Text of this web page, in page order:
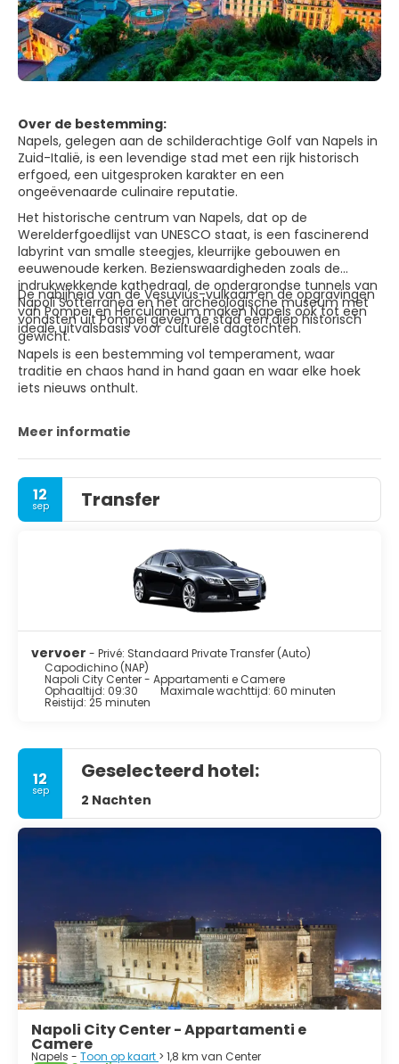
Over de bestemming:
Napels, gelegen aan de schilderachtige Golf van Napels in
Zuid-Italië, is een levendige stad met een rijk historisch
erfgoed, een uitgesproken karakter en een
ongeëvenaarde culinaire reputatie.
Het historische centrum van Napels, dat op de
Werelderfgoedlijst van UNESCO staat, is een fascinerend
labyrint van smalle steegjes, kleurrijke gebouwen en
eeuwenoude kerken. Bezienswaardigheden zoals de
indrukwekkende kathedraal, de ondergrondse tunnels van
Napoli Sotterranea en het archeologische museum met
vondsten uit Pompeï geven de stad een diep historisch
gewicht.
De nabijheid van de Vesuvius-vulkaan en de opgravingen
van Pompeï en Herculaneum maken Napels ook tot een
ideale uitvalsbasis voor culturele dagtochten.
Napels is een bestemming vol temperament, waar
traditie en chaos hand in hand gaan en waar elke hoek
iets nieuws onthult.
Meer informatie
12
sep Transfer
vervoer - Privé: Standaard Private Transfer (Auto)
Capodichino (NAP)
Napoli City Center - Appartamenti e Camere
Ophaaltijd: 09:30 Maximale wachttijd: 60 minuten
Reistijd: 25 minuten
12
sep
Geselecteerd hotel:
2 Nachten
Napoli City Center - Appartamenti e
Camere
Napels - Toon op kaart > 1,8 km van Center